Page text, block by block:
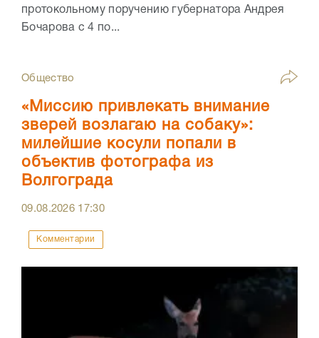
протокольному поручению губернатора Андрея
Бочарова с 4 по...
Общество
«Миссию привлекать внимание
зверей возлагаю на собаку»:
милейшие косули попали в
объектив фотографа из
Волгограда
09.08.2026 17:30
Комментарии